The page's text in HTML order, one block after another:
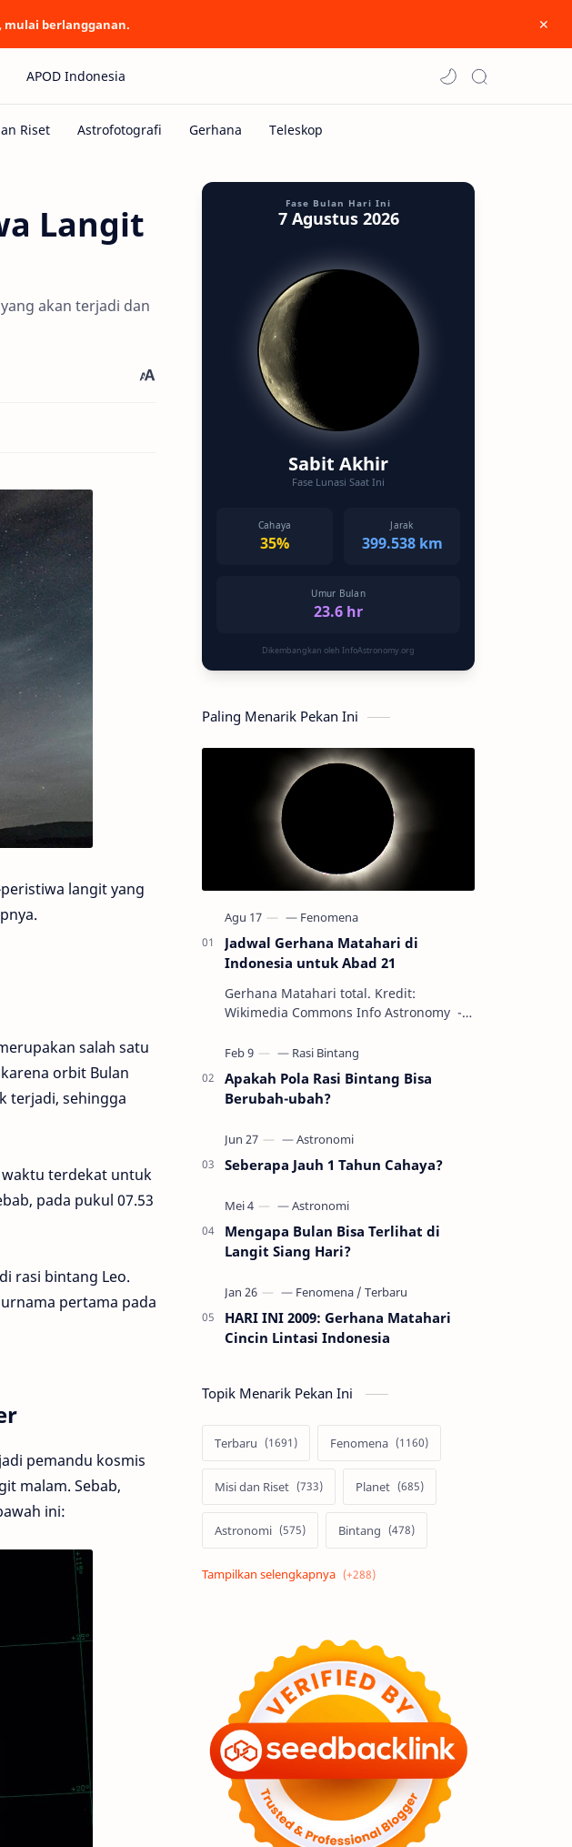
mulai berlangganan.
APOD Indonesia
Langit
akan terjadi dan
langit yang
salah satu
orbit Bulan
terjadi, sehingga
waktu terdekat untuk
pada pukul 07.53
rasi bintang Leo.
pertama pada
pemandu kosmis
malam. Sebab,
ini:
Fase Bulan Hari Ini
7 Agustus 2026
Sabit Akhir
Fase Lunasi Saat Ini
Cahaya
35%
Jarak
399.538 km
Umur Bulan
23.6 hr
Dikembangkan oleh InfoAstronomy.org
Paling Menarik Pekan Ini
Jadwal Gerhana Matahari di
Indonesia untuk Abad 21
Gerhana Matahari total. Kredit:
Wikimedia Commons Info Astronomy -
gerhana Matahari akan terjadi sebanyak
22…
Apakah Pola Rasi Bintang Bisa
Berubah-ubah?
Seberapa Jauh 1 Tahun Cahaya?
Mengapa Bulan Bisa Terlihat di
Langit Siang Hari?
HARI INI 2009: Gerhana Matahari
Cincin Lintasi Indonesia
Topik Menarik Pekan Ini
Terbaru Fenomena
Misi dan Riset Planet
Astronomi Bintang
Alam semesta Galaksi
Tata Surya
Hype Astronot
Asteroid Observasi
Premium Komet
Penelitian